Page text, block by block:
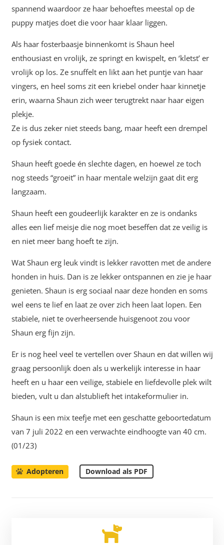
spannend waardoor ze haar behoeftes meestal op de
puppy matjes doet die voor haar klaar liggen.
Als haar fosterbaasje binnenkomt is Shaun heel
enthousiast en vrolijk, ze springt en kwispelt, en ‘kletst’ er
vrolijk op los. Ze snuffelt en likt aan het puntje van haar
vingers, en heel soms zit een kriebel onder haar kinnetje
erin, waarna Shaun zich weer terugtrekt naar haar eigen
plekje.
Ze is dus zeker niet steeds bang, maar heeft een drempel
op fysiek contact.
Shaun heeft goede én slechte dagen, en hoewel ze toch
nog steeds “groeit” in haar mentale welzijn gaat dit erg
langzaam.
Shaun heeft een goudeerlijk karakter en ze is ondanks
alles een lief meisje die nog moet beseffen dat ze veilig is
en niet meer bang hoeft te zijn.
Wat Shaun erg leuk vindt is lekker ravotten met de andere
honden in huis. Dan is ze lekker ontspannen en zie je haar
genieten. Shaun is erg sociaal naar deze honden en soms
wel eens te lief en laat ze over zich heen laat lopen. Een
stabiele, niet te overheersende huisgenoot zou voor
Shaun erg fijn zijn.
Er is nog heel veel te vertellen over Shaun en dat willen wij
graag persoonlijk doen als u werkelijk interesse in haar
heeft en u haar een veilige, stabiele en liefdevolle plek wilt
bieden, vult u dan alstublieft het intakeformulier in.
Shaun is een mix teefje met een geschatte geboortedatum
van 7 juli 2022 en een verwachte eindhoogte van 40 cm.
(01/23)
Adopteren Download als PDF